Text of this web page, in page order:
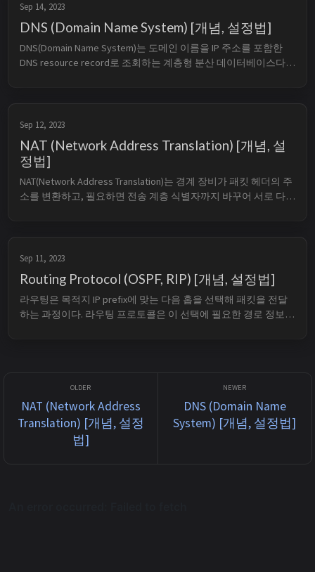
Sep 14, 2023
DNS (Domain Name System) [개념, 설정법]
DNS(Domain Name System)는 도메인 이름을 IP 주소를 포함한
DNS resource record로 조회하는 계층형 분산 데이터베이스다.
Sep 12, 2023
NAT (Network Address Translation) [개념, 설
정법]
NAT(Network Address Translation)는 경계 장비가 패킷 헤더의 주
소를 변환하고, 필요하면 전송 계층 식별자까지 바꾸어 서로 다
Sep 11, 2023
Routing Protocol (OSPF, RIP) [개념, 설정법]
라우팅은 목적지 IP prefix에 맞는 다음 홉을 선택해 패킷을 전달
하는 과정이다. 라우팅 프로토콜은 이 선택에 필요한 경로 정보
NAT (Network Address
Translation) [개념, 설정
법]
DNS (Domain Name
System) [개념, 설정법]